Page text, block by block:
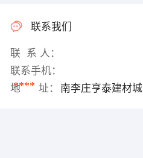
联系我们
联 系 人：
联系手机：
****
地 址： 南李庄亨泰建材城